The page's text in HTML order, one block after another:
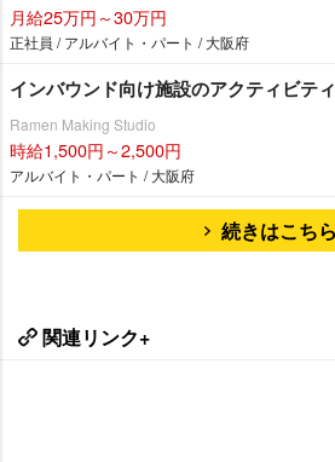
月給25万円～30万円
正社員 / アルバイト・パート / 大阪府
インバウンド向け施設のアクティビテ
Ramen Making Studio
時給1,500円～2,500円
アルバイト・パート / 大阪府
続きはこちら
関連リンク+